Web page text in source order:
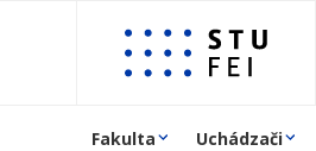
Prejsť na obsah
Fakulta Uchádzači